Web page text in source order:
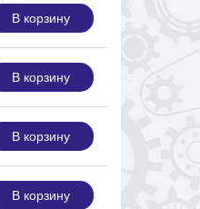
В корзину
В корзину
В корзину
В корзину